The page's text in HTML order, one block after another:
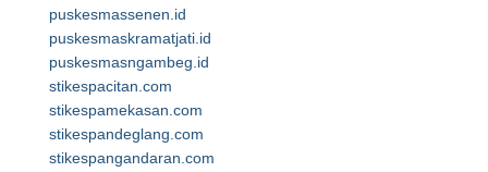
puskesmassenen.id
puskesmaskramatjati.id
puskesmasngambeg.id
stikespacitan.com
stikespamekasan.com
stikespandeglang.com
stikespangandaran.com